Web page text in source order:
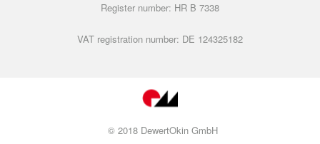
Register number: HR B 7338
VAT registration number: DE 124325182
© 2018 DewertOkin GmbH